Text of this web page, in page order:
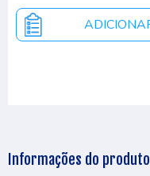
Informações do produto